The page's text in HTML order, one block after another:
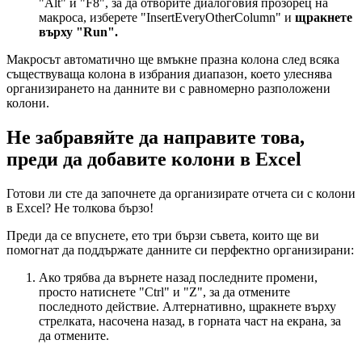
"Alt" и "F8", за да отворите диалоговия прозорец на
макроса, изберете "InsertEveryOtherColumn" и щракнете
върху "Run".
Макросът автоматично ще вмъкне празна колона след всяка
съществуваща колона в избрания диапазон, което улеснява
организирането на данните ви с равномерно разположени
колони.
Не забравяйте да направите това,
преди да добавите колони в Excel
Готови ли сте да започнете да организирате отчета си с колони
в Excel? Не толкова бързо!
Преди да се впуснете, ето три бързи съвета, които ще ви
помогнат да поддържате данните си перфектно организирани:
Ако трябва да върнете назад последните промени,
просто натиснете "Ctrl" и "Z", за да отмените
последното действие. Алтернативно, щракнете върху
стрелката, насочена назад, в горната част на екрана, за
да отмените.